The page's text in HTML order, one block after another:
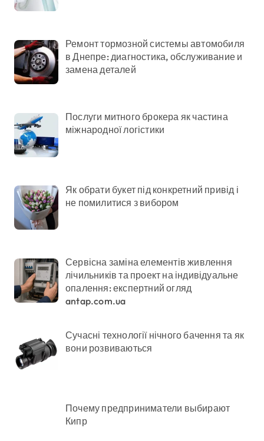
Ремонт тормозной системы автомобиля
в Днепре: диагностика, обслуживание и
замена деталей
Послуги митного брокера як частина
міжнародної логістики
Як обрати букет під конкретний привід і
не помилитися з вибором
Сервісна заміна елементів живлення
лічильників та проект на індивідуальне
опалення: експертний огляд
antap.com.ua
Сучасні технології нічного бачення та як
вони розвиваються
Почему предприниматели выбирают
Кипр